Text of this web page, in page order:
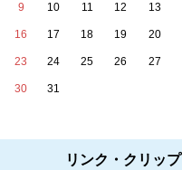
9 10 11 12 13
16 17 18 19 20
23 24 25 26 27
30 31
リンク・クリップ